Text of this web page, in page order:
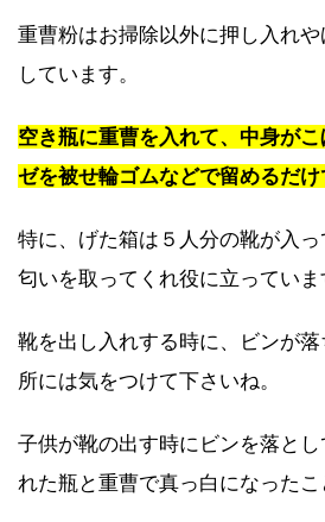
重曹粉はお掃除以外に押し入れ
しています。
空き瓶に重曹を入れて、中身が
ゼを被せ輪ゴムなどで留めるだけ
特に、げた箱は５人分の靴が入
匂いを取ってくれ役に立っていま
靴を出し入れする時に、ビンが
所には気をつけて下さいね。
子供が靴の出す時にビンを落と
れた瓶と重曹で真っ白になった